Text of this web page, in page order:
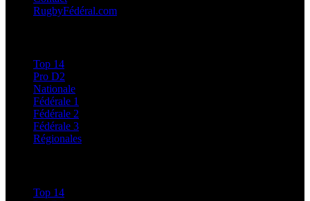
RugbyFédéral.com
Top 14
Pro D2
Nationale
Fédérale 1
Fédérale 2
Fédérale 3
Régionales
Top 14